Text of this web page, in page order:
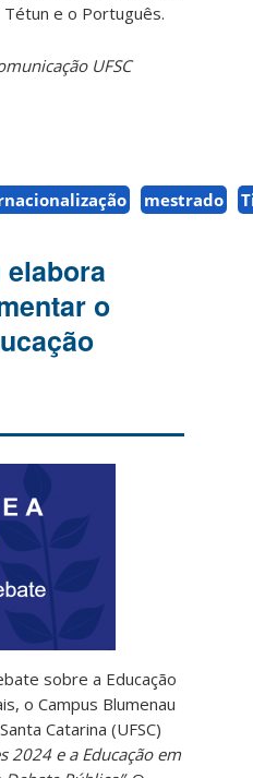
e o Português.
UFSC
mestrado
elabora
o
sobre a Educação
o Campus Blumenau
Catarina (UFSC)
2024 e a Educação em